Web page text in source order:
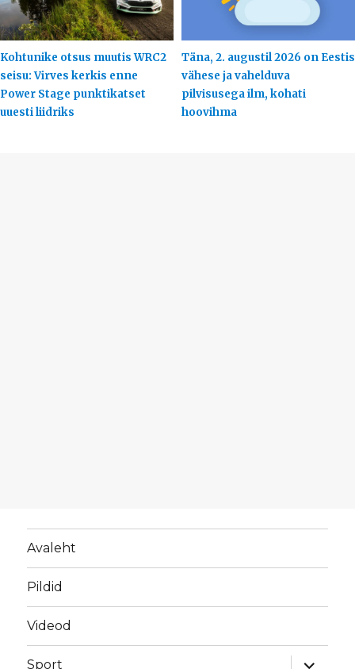
Kohtunike otsus muutis WRC2
seisu: Virves kerkis enne
Power Stage punktikatset
uuesti liidriks
Täna, 2. augustil 2026 on Eestis
vähese ja vahelduva
pilvisusega ilm, kohati
hoovihma
Avaleht
Pildid
Videod
Sport
laienda